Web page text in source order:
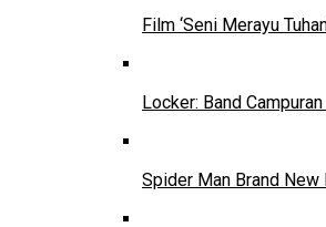
Film ‘Seni Merayu
Locker: Band
Spider Man Brand New